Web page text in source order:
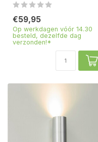
€59,95
Op werkdagen vóór 14.30
besteld, dezelfde dag
verzonden!*